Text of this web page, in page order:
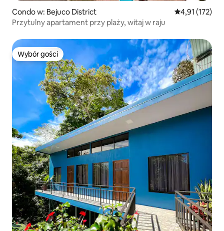
Condo w: Bejuco District Średnia
4,91 (172)
Przytulny apartament przy plaży, witaj w raju
Wybór gości
Wybór gości